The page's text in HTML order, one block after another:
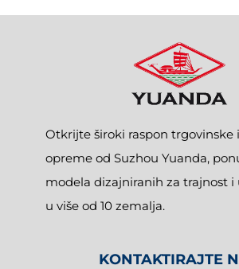
Otkrijte široki raspon trgovinske
opreme od Suzhou Yuanda,
modela dizajniranih za trajnost i
u više od 10 zemalja.
KONTAKTIRAJTE